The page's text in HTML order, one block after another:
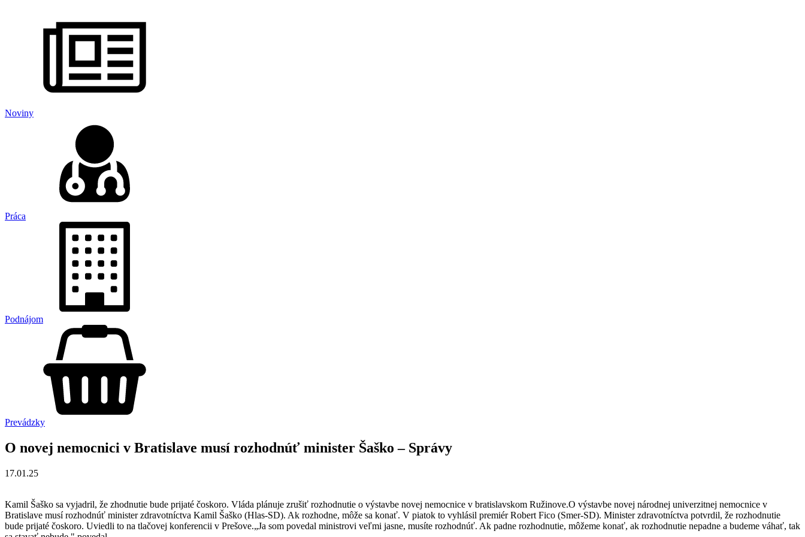
Noviny
Práca
Podnájom
Prevádzky
O novej nemocnici v Bratislave musí rozhodnúť minister Šaško – Správy
17.01.25
Kamil Šaško sa vyjadril, že zhodnutie bude prijaté čoskoro. Vláda plánuje zrušiť rozhodnutie o výstavbe novej nemocnice v bratislavskom Ružinove.O výstavbe novej národnej univerzitnej nemocnice v
Bratislave musí rozhodnúť minister zdravotníctva Kamil Šaško (Hlas-SD). Ak rozhodne, môže sa konať. V piatok to vyhlásil premiér Robert Fico (Smer-SD). Minister zdravotníctva potvrdil, že rozhodnutie
bude prijaté čoskoro. Uviedli to na tlačovej konferencii v Prešove.„Ja som povedal ministrovi veľmi jasne, musíte rozhodnúť. Ak padne rozhodnutie, môžeme konať, ak rozhodnutie nepadne a budeme váhať, tak